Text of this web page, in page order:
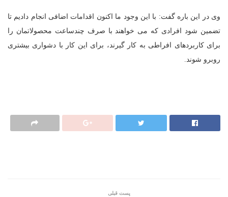
وی در این باره گفت: با این وجود ما اکنون اقدامات اضافی انجام دادیم تا
تضمین شود افرادی که می خواهند با صرف چندساعت محصولاتمان را
برای کاربردهای افراطی به کار گیرند، برای این کار با دشواری بیشتری
روبرو شوند.
پست قبلی